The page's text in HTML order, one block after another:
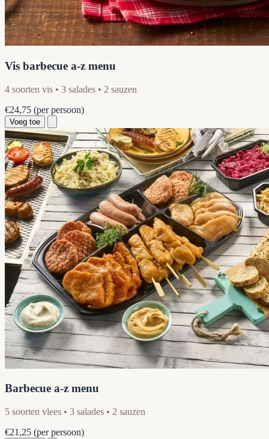
Vis barbecue a-z menu
4 soorten vis • 3 salades • 2 sauzen
€24,75 (per persoon)
Voeg toe
Barbecue a-z menu
5 soorten vlees • 3 salades • 2 sauzen
€21,25 (per persoon)